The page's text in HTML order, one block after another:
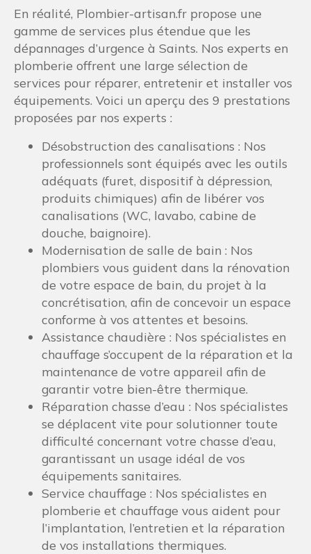
En réalité, Plombier-artisan.fr propose une
gamme de services plus étendue que les
dépannages d’urgence à Saints. Nos experts en
plomberie offrent une large sélection de
services pour réparer, entretenir et installer vos
équipements. Voici un aperçu des 9 prestations
proposées par nos experts :
Désobstruction des canalisations : Nos
professionnels sont équipés avec les outils
adéquats (furet, dispositif à dépression,
produits chimiques) afin de libérer vos
canalisations (WC, lavabo, cabine de
douche, baignoire).
Modernisation de salle de bain : Nos
plombiers vous guident dans la rénovation
de votre espace de bain, du projet à la
concrétisation, afin de concevoir un espace
conforme à vos attentes et besoins.
Assistance chaudière : Nos spécialistes en
chauffage s’occupent de la réparation et la
maintenance de votre appareil afin de
garantir votre bien-être thermique.
Réparation chasse d’eau : Nos spécialistes
se déplacent vite pour solutionner toute
difficulté concernant votre chasse d’eau,
garantissant un usage idéal de vos
équipements sanitaires.
Service chauffage : Nos spécialistes en
plomberie et chauffage vous aident pour
l’implantation, l’entretien et la réparation
de vos installations thermiques.